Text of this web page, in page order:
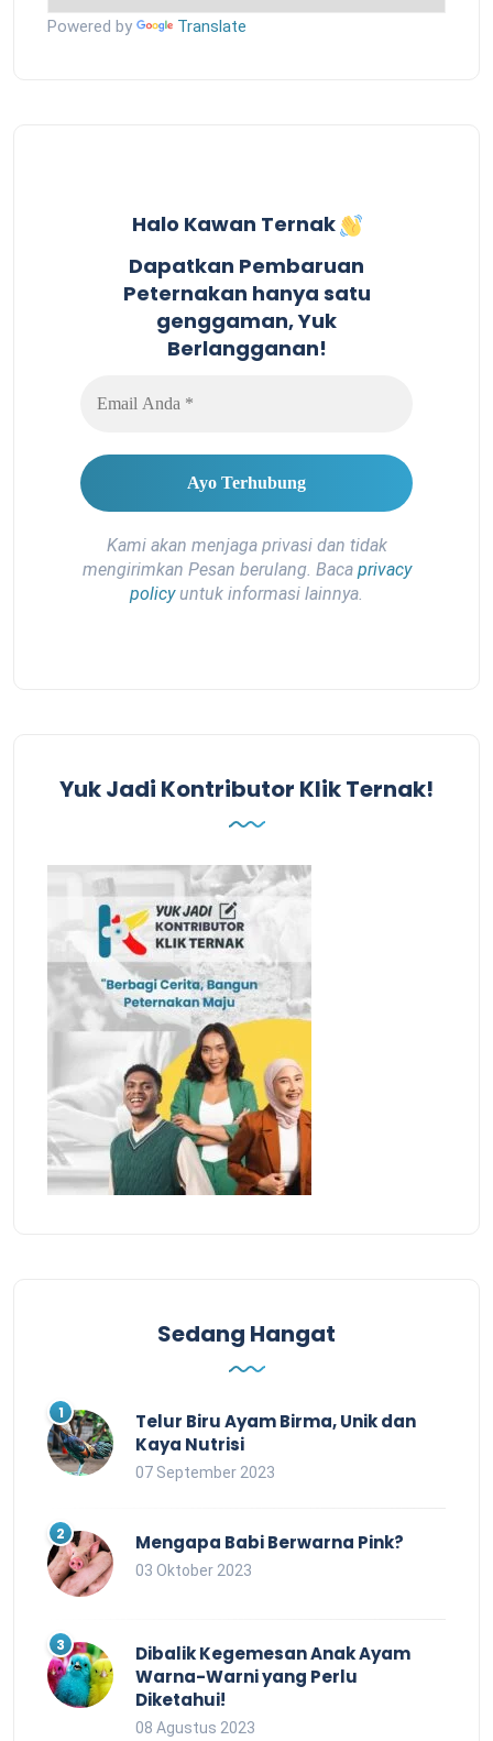
Powered by Translate
Halo Kawan Ternak
Dapatkan Pembaruan
Peternakan hanya satu
genggaman, Yuk
Berlangganan!
Kami akan menjaga privasi dan tidak
mengirimkan Pesan berulang. Baca privacy
policyuntuk informasi lainnya.
Yuk Jadi Kontributor Klik Ternak!
Sedang Hangat
Telur Biru Ayam Birma, Unik dan
Kaya Nutrisi
07 September 2023
Mengapa Babi Berwarna Pink?
03 Oktober 2023
Dibalik Kegemesan Anak Ayam
Warna-Warni yang Perlu
Diketahui!
08 Agustus 2023